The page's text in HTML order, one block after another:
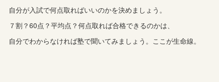
自分が入試で何点取ればいいのかを決めましょう。
７割？60点？平均点？何点取れば合格できるのかは、
自分でわからなければ塾で聞いてみましょう。ここが生命線。